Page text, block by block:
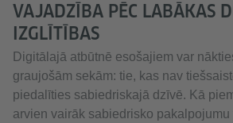
VAJADZĪBA PĒC LABĀKAS
IZGLĪTĪBAS
Digitālajā atbūtnē esošajiem var
graujošām sekām: tie, kas nav
piedalīties sabiedriskajā dzīvē. Kā
arvien vairāk sabiedrisko